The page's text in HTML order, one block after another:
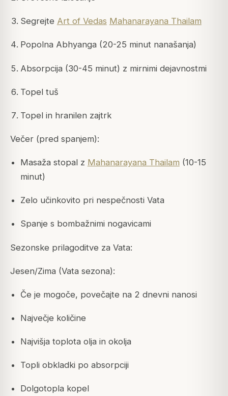
Segrejte Art of Vedas Mahanarayana Thailam
Popolna Abhyanga (20-25 minut nanašanja)
Absorpcija (30-45 minut) z mirnimi dejavnostmi
Topel tuš
Topel in hranilen zajtrk
Večer (pred spanjem):
Masaža stopal z Mahanarayana Thailam (10-15
minut)
Zelo učinkovito pri nespečnosti Vata
Spanje s bombažnimi nogavicami
Sezonske prilagoditve za Vata:
Jesen/Zima (Vata sezona):
Če je mogoče, povečajte na 2 dnevni nanosi
Največje količine
Najvišja toplota olja in okolja
Topli obkladki po absorpciji
Dolgotopla kopel